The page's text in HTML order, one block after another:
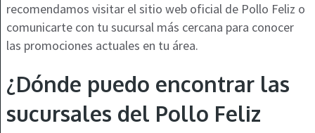
recomendamos visitar el sitio web oficial de Pollo Feliz o
comunicarte con tu sucursal más cercana para conocer
las promociones actuales en tu área.
¿Dónde puedo encontrar las
sucursales del Pollo Feliz